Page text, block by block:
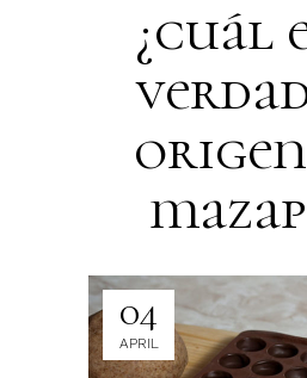
¿cuál
04
APRIL